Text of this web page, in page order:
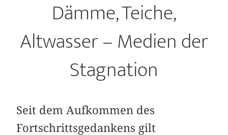
Dämme, Teiche,
Altwasser – Medien der
Stagnation
Seit dem Aufkommen des
Fortschrittsgedankens gilt